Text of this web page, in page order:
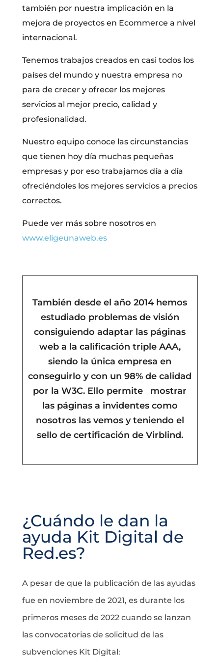
también por nuestra implicación en la
mejora de proyectos en Ecommerce a nivel
internacional.
Tenemos trabajos creados en casi todos los
países del mundo y nuestra empresa no
para de crecer y ofrecer los mejores
servicios al mejor precio, calidad y
profesionalidad.
Nuestro equipo conoce las circunstancias
que tienen hoy día muchas pequeñas
empresas y por eso trabajamos día a día
ofreciéndoles los mejores servicios a precios
correctos.
Puede ver más sobre nosotros en
www.eligeunaweb.es
También desde el año 2014 hemos
estudiado problemas de visión
consiguiendo adaptar las páginas
web a la calificación triple AAA,
siendo la única empresa en
conseguirlo y con un 98% de calidad
por la W3C. Ello permite mostrar
las páginas a invidentes como
nosotros las vemos y teniendo el
sello de certificación de Virblind.
¿Cuándo le dan la
ayuda Kit Digital de
Red.es?
A pesar de que la publicación de las ayudas
fue en noviembre de 2021, es durante los
primeros meses de 2022 cuando se lanzan
las convocatorias de solicitud de las
subvenciones Kit Digital: